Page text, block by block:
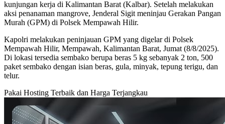
kunjungan kerja di Kalimantan Barat (Kalbar). Setelah melakukan
aksi penanaman mangrove, Jenderal Sigit meninjau Gerakan Pangan
Murah (GPM) di Polsek Mempawah Hilir.
Kapolri melakukan peninjauan GPM yang digelar di Polsek
Mempawah Hilir, Mempawah, Kalimantan Barat, Jumat (8/8/2025).
Di lokasi tersedia sembako berupa beras 5 kg sebanyak 2 ton, 500
paket sembako dengan isian beras, gula, minyak, tepung terigu, dan
telur.
Pakai Hosting Terbaik dan Harga Terjangkau